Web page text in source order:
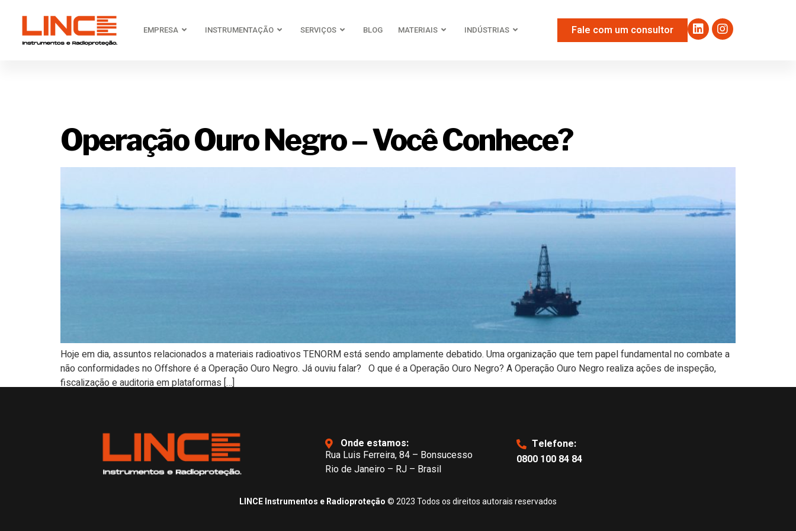
EMPRESA INSTRUMENTAÇÃO SERVIÇOS BLOG MATERIAIS INDÚSTRIAS Fale com um consultor
Operação Ouro Negro – Você Conhece?
Hoje em dia, assuntos relacionados a materiais radioativos TENORM está sendo amplamente debatido. Uma organização que tem papel fundamental no combate a
não conformidades no Offshore é a Operação Ouro Negro. Já ouviu falar? O que é a Operação Ouro Negro? A Operação Ouro Negro realiza ações de inspeção,
fiscalização e auditoria em plataformas […]
Onde estamos:
Rua Luis Ferreira, 84 – Bonsucesso
Rio de Janeiro – RJ – Brasil
Telefone:
0800 100 84 84
LINCE Instrumentos e Radioproteção © 2023 Todos os direitos autorais reservados